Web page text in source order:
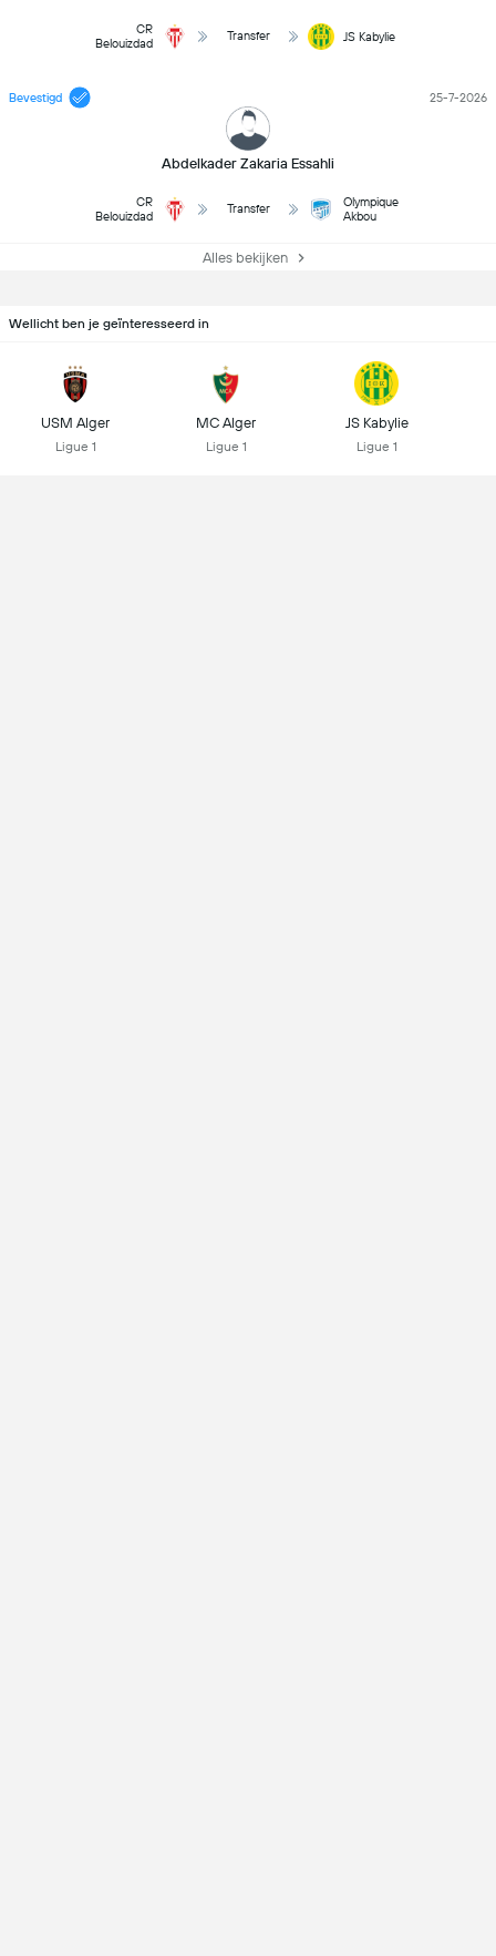
CR
Belouizdad
Transfer JS Kabylie
Bevestigd
Abdelkader Zakaria Essahli
25-7-2026
CR
Belouizdad
Transfer
Olympique
Akbou
Alles bekijken
Wellicht ben je geïnteresseerd in
USM Alger
Ligue 1
MC Alger
Ligue 1
JS Kabylie
Ligue 1